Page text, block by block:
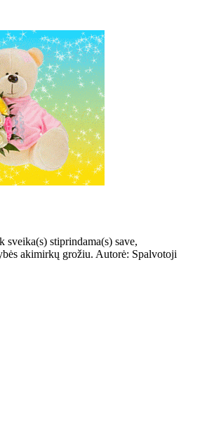
sveika(s) stiprindama(s) save,
akimirkų grožiu. Autorė: Spalvotoji